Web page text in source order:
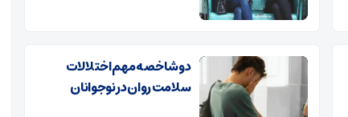
دو شاخصه مهم اختلالات
سلامت روان در نوجوانان